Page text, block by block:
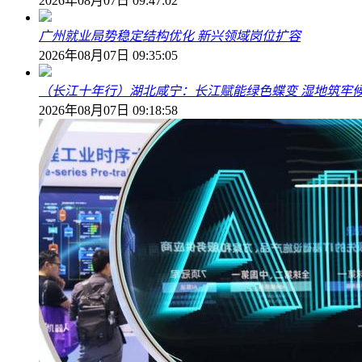
广州就业局势稳定结构优化 新兴领域岗位扩容
2026年08月07日 09:35:05
（长江十年行）湖北咸宁：长江赋能绿色蝶变 湿地筑牢
2026年08月07日 09:18:58